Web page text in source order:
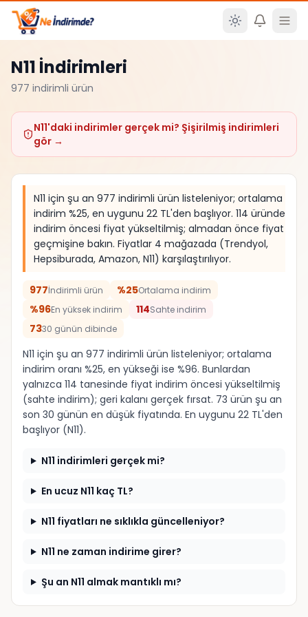
Ana içeriğe atla
N11 İndirimleri
977 indirimli ürün
N11'daki indirimler gerçek mi? Şişirilmiş indirimleri
gör →
N11 için şu an 977 indirimli ürün listeleniyor; ortalama
indirim %25, en uygunu 22 TL'den başlıyor. 114 üründe
indirim öncesi fiyat yükseltilmiş; almadan önce fiyat
geçmişine bakın. Fiyatlar 4 mağazada (Trendyol,
Hepsiburada, Amazon, N11) karşılaştırılıyor.
977İndirimli ürün %25Ortalama indirim
%96En yüksek indirim 114Sahte indirim
7330 günün dibinde
N11 için şu an 977 indirimli ürün listeleniyor; ortalama
indirim oranı %25, en yükseği ise %96. Bunlardan
yalnızca 114 tanesinde fiyat indirim öncesi yükseltilmiş
(sahte indirim); geri kalanı gerçek fırsat. 73 ürün şu an
son 30 günün en düşük fiyatında. En uygunu 22 TL'den
başlıyor (N11).
N11 indirimleri gerçek mi?
En ucuz N11 kaç TL?
N11 fiyatları ne sıklıkla güncelleniyor?
N11 ne zaman indirime girer?
Şu an N11 almak mantıklı mı?